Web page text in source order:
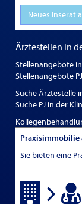
Neues Inserat
Ärztestellen in
Stellenangebote
Stellenangebote
Suche Ärztestelle
Suche PJ in der
Praxisimmobilie
Sie bieten eine